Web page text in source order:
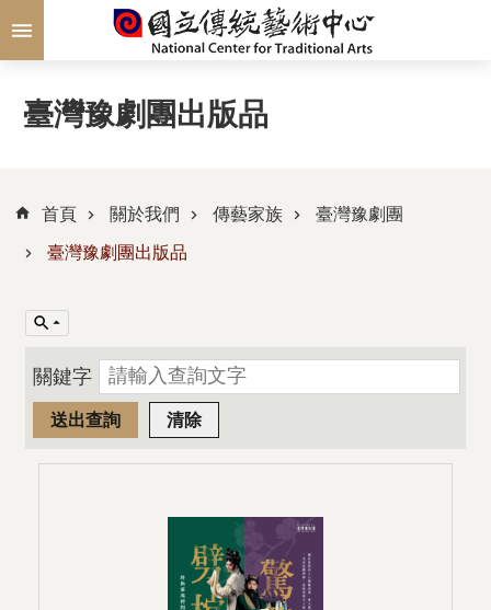
跳到主要內容區塊
臺灣豫劇團出版品
首頁 關於我們 傳藝家族 臺灣豫劇團
臺灣豫劇團出版品
關鍵字